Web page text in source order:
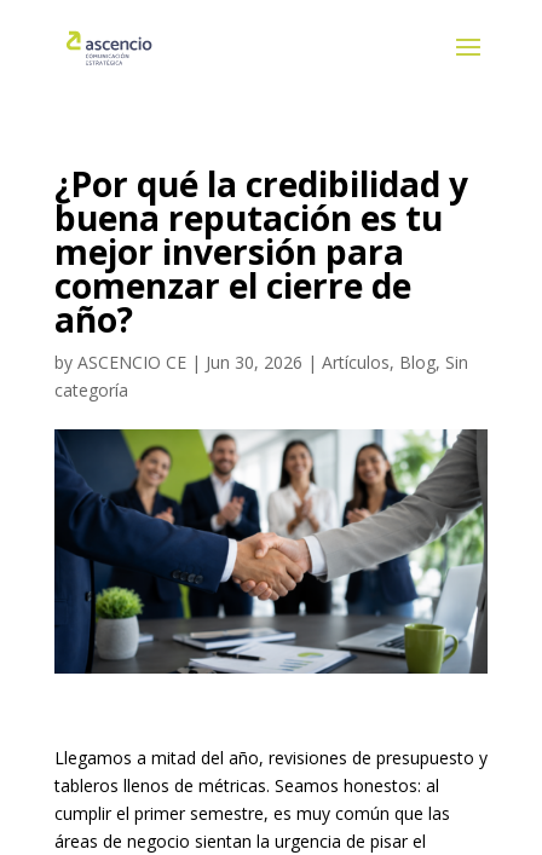
¿Por qué la credibilidad y
buena reputación es tu
mejor inversión para
comenzar el cierre de
año?
by ASCENCIO CE| Jun 30, 2026 | Artículos, Blog, Sin
categoría
Llegamos a mitad del año, revisiones de presupuesto y
tableros llenos de métricas. Seamos honestos: al
cumplir el primer semestre, es muy común que las
áreas de negocio sientan la urgencia de pisar el